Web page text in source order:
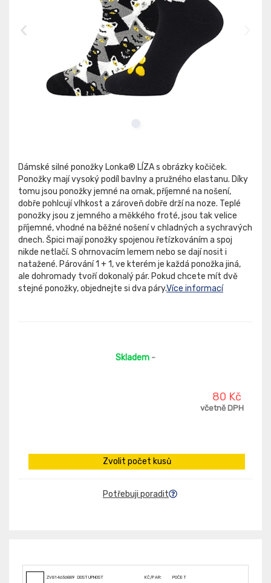
Dámské silné ponožky Lonka® LÍZA s obrázky kočiček.
Ponožky mají vysoký podíl bavlny a pružného elastanu. Díky
tomu jsou ponožky jemné na omak, příjemné na nošení,
dobře pohlcují vlhkost a zároveň dobře drží na noze. Teplé
ponožky jsou z jemného a měkkého froté, jsou tak velice
příjemné, vhodné na běžné nošení v chladných a sychravých
dnech. Špici mají ponožky spojenou řetízkováním a spoj
nikde netlačí. S ohrnovacím lemem nebo se dají nosit i
natažené. Párování 1 + 1, ve kterém je každá ponožka jiná,
ale dohromady tvoří dokonalý pár. Pokud chcete mít dvě
stejné ponožky, objednejte si dva páry.Více informací
Skladem -
80 Kč
včetně DPH
Zvolit počet kusů
Potřebuji poradit
ZV814636889 DOSTUPNOST KČ/PAR: POČET